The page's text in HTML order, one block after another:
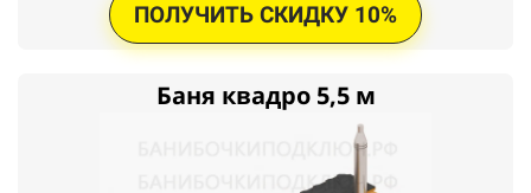
ПОЛУЧИТЬ СКИДКУ 10%
Баня квадро 5,5 м